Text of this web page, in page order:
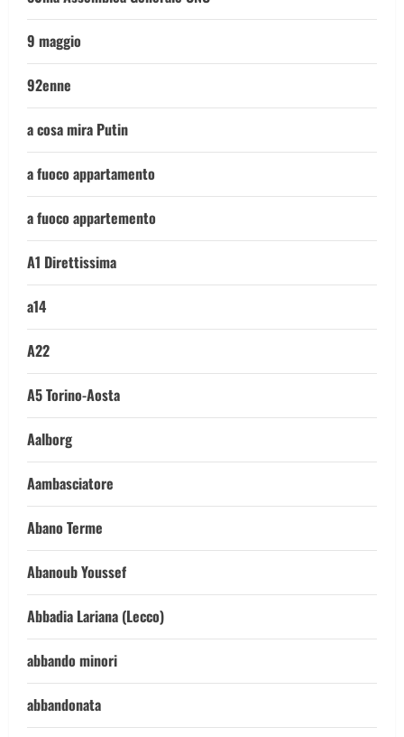
9 maggio
92enne
a cosa mira Putin
a fuoco appartamento
a fuoco appartemento
A1 Direttissima
a14
A22
A5 Torino-Aosta
Aalborg
Aambasciatore
Abano Terme
Abanoub Youssef
Abbadia Lariana (Lecco)
abbando minori
abbandonata